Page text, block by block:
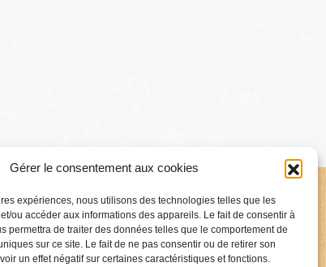
Gérer le consentement aux cookies
expériences, nous utilisons des technologies telles que les
ou accéder aux informations des appareils. Le fait de consentir à
permettra de traiter des données telles que le comportement de
sur ce site. Le fait de ne pas consentir ou de retirer son
un effet négatif sur certaines caractéristiques et fonctions.